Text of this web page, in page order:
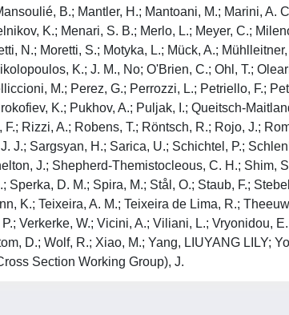
B.; Mantler, H.; Mantoani, M.; Marini,
K.; Menari, S. B.; Merlo, L.; Meyer, C.;
N.; Moretti, S.; Motyka, L.; Mück, A.;
K.; J. M., No; O'Brien, C.; Ohl, T.;
M.; Perez, G.; Perrozzi, L.; Petriello, F.;
K.; Pukhov, A.; Puljak, I.; Queitsch-
Rizzi, A.; Robens, T.; Röntsch, R.; Rojo, J.;
J.; Sargsyan, H.; Sarica, U.; Schichtel, P.;
J.; Shepherd-Themistocleous, C. H.; Shim,
D. M.; Spira, M.; Stål, O.; Staub, F.;
K.; Teixeira, A. M.; Teixeira de Lima, R.;
Verkerke, W.; Vicini, A.; Viliani, L.; Vryonidou,
D.; Wolf, R.; Xiao, M.; Yang, LIUYANG LILY;
Section Working Group), J.